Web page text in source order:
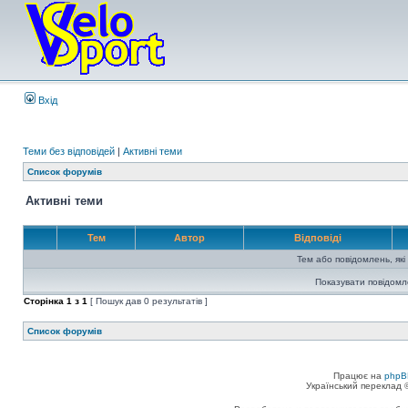
Вхід
Теми без відповідей | Активні теми
Список форумів
Активні теми
Тем Автор Відповіді
Тем або повідомлень,
Показувати
Сторінка 1 з 1 [ Пошук дав 0 результатів ]
Список форумів
Працює на
Український